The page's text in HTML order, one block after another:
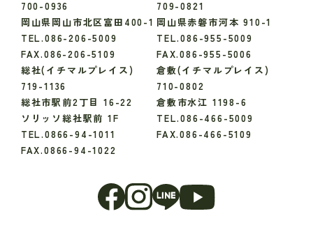
700-0936
岡山県岡山市北区富田400-1
TEL.086-206-5009
FAX.086-206-5109
709-0821
岡山県赤磐市河本 910-1
TEL.086-955-5009
FAX.086-955-5006
総社(イチマルプレイス)
719-1136
総社市駅前2丁目 16-22
ソリッソ総社駅前 1F
TEL.0866-94-1011
FAX.0866-94-1022
倉敷(イチマルプレイス)
710-0802
倉敷市水江 1198-6
TEL.086-466-5009
FAX.086-466-5109